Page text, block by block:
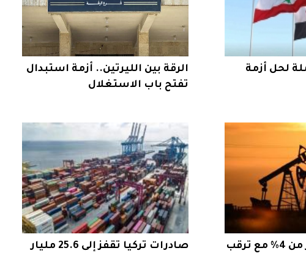
لحل أزمة
الرقة بين الليرتين.. أزمة استبدال
تفتح باب الاستغلال
هبوط النفط بأكثر من 4% مع ترقب صادرات تركيا تقفز إلى 25.6 مليار